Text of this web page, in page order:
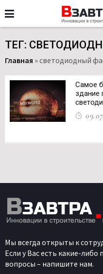
ТЕГ:
Главная »светодиодный
Самое
здание
Мы всегда открыты к
Если у Вас есть какие-либо
вопросы – напишите нам.